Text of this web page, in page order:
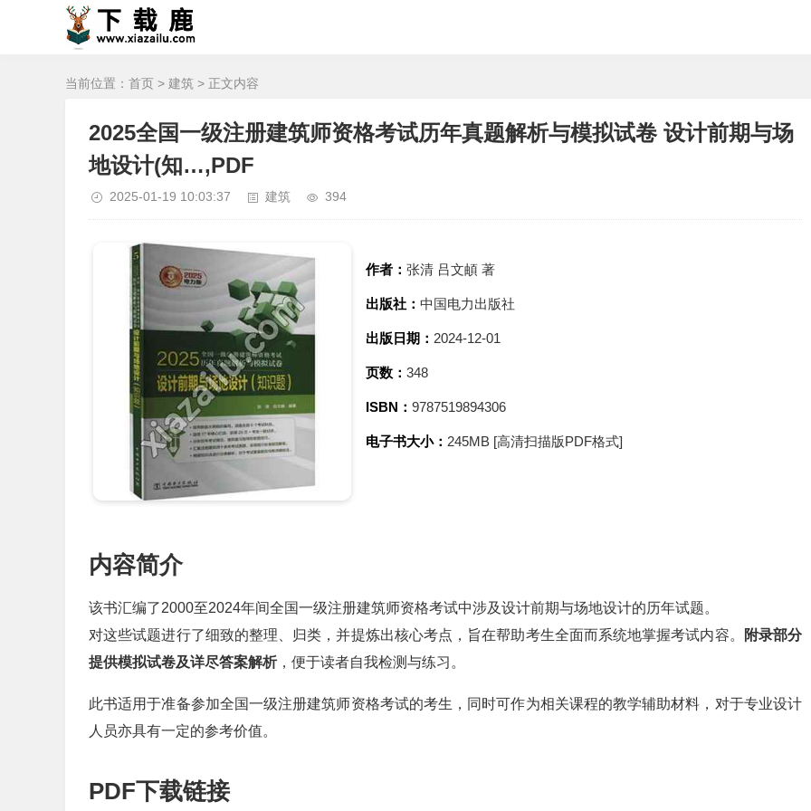
当前位置： 首页 > 建筑 > 正文内容
2025全国一级注册建筑师资格考试历年真题解析与模拟试卷 设计前期与场
地设计(知…,PDF
2025-01-19 10:03:37 建筑 394
作者： 张清 吕文頔 著
出版社： 中国电力出版社
出版日期： 2024-12-01
页数： 348
ISBN： 9787519894306
电子书大小： 245MB [高清扫描版PDF格式]
内容简介
该书汇编了2000至2024年间全国一级注册建筑师资格考试中涉及设计前期与场地设计的历年试题。
对这些试题进行了细致的整理、归类，并提炼出核心考点，旨在帮助考生全面而系统地掌握考试内容。
附录部分
提供模拟试卷及详尽答案解析，便于读者自我检测与练习。
此书适用于准备参加全国一级注册建筑师资格考试的考生，同时可作为相关课程的教学辅助材料，对于专业设计
人员亦具有一定的参考价值。
PDF下载链接